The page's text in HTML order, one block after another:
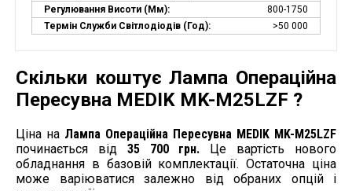
Регулювання Висоти (мм):
800-1750
Термін Служби Світлодіодів (год):
>50 000
Скільки коштує Лампа Операційна
Пересувна MEDIK MK-M25LZF ?
Ціна на Лампа Операційна Пересувна MEDIK MK-M25LZF
починається від 35 700 грн. Це вартість нового
обладнання в базовій комплектації. Остаточна ціна
може варіюватися залежно від обраних опцій і